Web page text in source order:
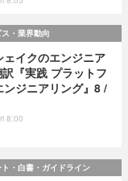
・業界動向
ェイクのエンジニア
『実践 プラットフ
ンジニアリング』8 /
8:00
・白書・ガイドライン